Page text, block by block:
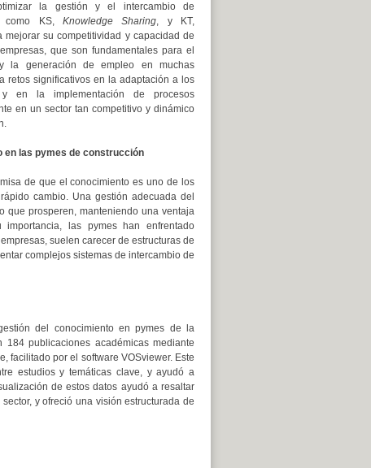
la gestión y el intercambio de
como KS, Knowledge Sharing, y KT,
mejorar su competitividad y capacidad de
que son fundamentales para el
la generación de empleo en muchas
retos significativos en la adaptación a los
en la implementación de procesos
en un sector tan competitivo y dinámico
en las pymes de construcción
de que el conocimiento es uno de los
cambio. Una gestión adecuada del
que prosperen, manteniendo una ventaja
las pymes han enfrentado
suelen carecer de estructuras de
complejos sistemas de intercambio de
del conocimiento en pymes de la
publicaciones académicas mediante
facilitado por el software VOSviewer. Este
estudios y temáticas clave, y ayudó a
de estos datos ayudó a resaltar
y ofreció una visión estructurada de